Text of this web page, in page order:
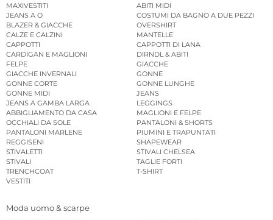
MAXIVESTITI
ABITI MIDI
JEANS A O
COSTUMI DA BAGNO A DUE PEZZI
BLAZER & GIACCHE
OVERSHIRT
CALZE E CALZINI
MANTELLE
CAPPOTTI
CAPPOTTI DI LANA
CARDIGAN E MAGLIONI
DIRNDL & ABITI
FELPE
GIACCHE
GIACCHE INVERNALI
GONNE
GONNE CORTE
GONNE LUNGHE
GONNE MIDI
JEANS
JEANS A GAMBA LARGA
LEGGINGS
ABBIGLIAMENTO DA CASA
MAGLIONI E FELPE
OCCHIALI DA SOLE
PANTALONI & SHORTS
PANTALONI MARLENE
PIUMINI E TRAPUNTATI
REGGISENI
SHAPEWEAR
STIVALETTI
STIVALI CHELSEA
STIVALI
TAGLIE FORTI
TRENCHCOAT
T-SHIRT
VESTITI
Moda uomo & scarpe